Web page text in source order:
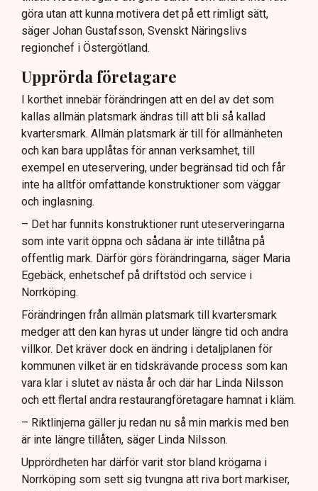
göra utan att kunna motivera det på ett rimligt sätt,
säger Johan Gustafsson, Svenskt Näringslivs
regionchef i Östergötland.
Upprörda företagare
I korthet innebär förändringen att en del av det som
kallas allmän platsmark ändras till att bli så kallad
kvartersmark. Allmän platsmark är till för allmänheten
och kan bara upplåtas för annan verksamhet, till
exempel en uteservering, under begränsad tid och får
inte ha alltför omfattande konstruktioner som väggar
och inglasning.
– Det har funnits konstruktioner runt uteserveringarna
som inte varit öppna och sådana är inte tillåtna på
offentlig mark. Därför görs förändringarna, säger Maria
Egebäck, enhetschef på driftstöd och service i
Norrköping.
Förändringen från allmän platsmark till kvartersmark
medger att den kan hyras ut under längre tid och andra
villkor. Det kräver dock en ändring i detaljplanen för
kommunen vilket är en tidskrävande process som kan
vara klar i slutet av nästa år och där har Linda Nilsson
och ett flertal andra restaurangföretagare hamnat i kläm.
– Riktlinjerna gäller ju redan nu så min markis med ben
är inte längre tillåten, säger Linda Nilsson.
Upprördheten har därför varit stor bland krögarna i
Norrköping som sett sig tvungna att riva bort markiser,